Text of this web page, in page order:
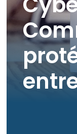
Sinistres
Nous Contacter